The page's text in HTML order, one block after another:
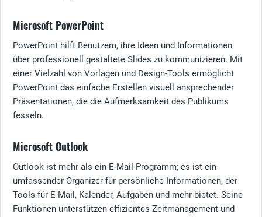
Microsoft PowerPoint
PowerPoint hilft Benutzern, ihre Ideen und Informationen
über professionell gestaltete Slides zu kommunizieren. Mit
einer Vielzahl von Vorlagen und Design-Tools ermöglicht
PowerPoint das einfache Erstellen visuell ansprechender
Präsentationen, die die Aufmerksamkeit des Publikums
fesseln.
Microsoft Outlook
Outlook ist mehr als ein E-Mail-Programm; es ist ein
umfassender Organizer für persönliche Informationen, der
Tools für E-Mail, Kalender, Aufgaben und mehr bietet. Seine
Funktionen unterstützen effizientes Zeitmanagement und